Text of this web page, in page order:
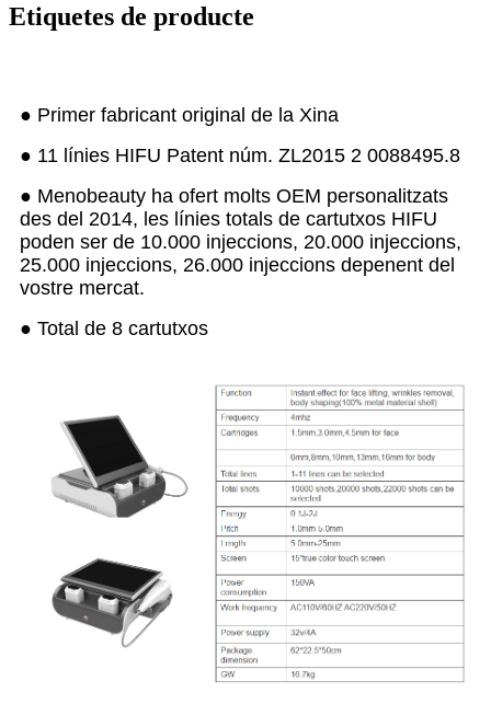
Etiquetes de producte
● Primer fabricant original de la Xina
● 11 línies HIFU Patent núm. ZL2015 2 0088495.8
● Menobeauty ha ofert molts OEM personalitzats
des del 2014, les línies totals de cartutxos HIFU
poden ser de 10.000 injeccions, 20.000 injeccions,
25.000 injeccions, 26.000 injeccions depenent del
vostre mercat.
● Total de 8 cartutxos